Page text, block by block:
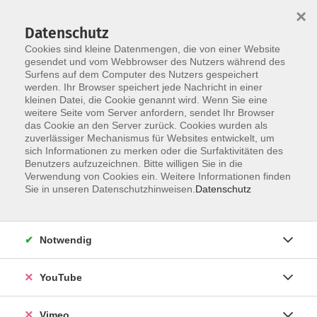
Zum Hauptinhalt springen
Gesundheit und Ernährung
Fitness, Gymnastik, Ausdauer
Gymnastik, Pilates
Pilates
Datenschutz
Cookies sind kleine Datenmengen, die von einer Website
gesendet und vom Webbrowser des Nutzers während des
Surfens auf dem Computer des Nutzers gespeichert
werden. Ihr Browser speichert jede Nachricht in einer
kleinen Datei, die Cookie genannt wird. Wenn Sie eine
weitere Seite vom Server anfordern, sendet Ihr Browser
das Cookie an den Server zurück. Cookies wurden als
zuverlässiger Mechanismus für Websites entwickelt, um
sich Informationen zu merken oder die Surfaktivitäten des
Benutzers aufzuzeichnen. Bitte willigen Sie in die
Verwendung von Cookies ein. Weitere Informationen finden
Sie in unseren Datenschutzhinweisen. Datenschutz
×
Notwendig
YouTube